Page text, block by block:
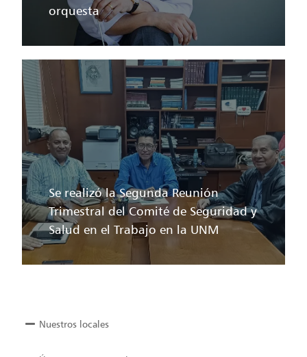
orquesta
Se realizó la Segunda Reunión
Trimestral del Comité de Seguridad y
Salud en el Trabajo en la UNM
Nuestros locales